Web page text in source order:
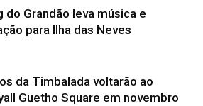
do Grandão leva música e
para Ilha das Neves
da Timbalada voltarão ao
Guetho Square em novembro